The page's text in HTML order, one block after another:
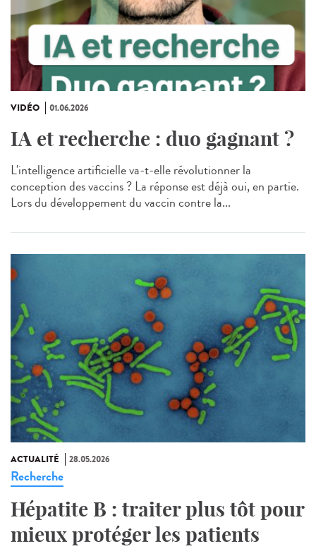
VIDÉO 01.06.2026
IA et recherche : duo gagnant ?
L'intelligence artificielle va-t-elle révolutionner la
conception des vaccins ? La réponse est déjà oui, en partie.
Lors du développement du vaccin contre la...
ACTUALITÉ 28.05.2026
Recherche
Hépatite B : traiter plus tôt pour
mieux protéger les patients